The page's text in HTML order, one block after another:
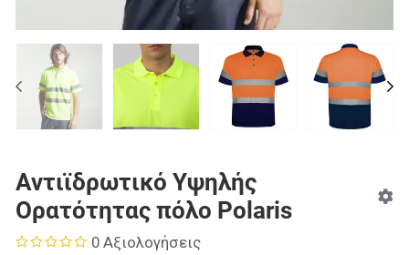
PREV
Αντιϊδρωτικό Υψηλής
Ορατότητας πόλο Polaris
0 Αξιολογήσεις